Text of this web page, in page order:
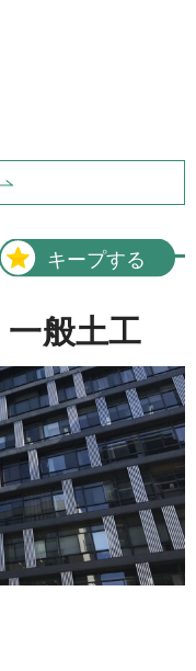
キープする
一般土工